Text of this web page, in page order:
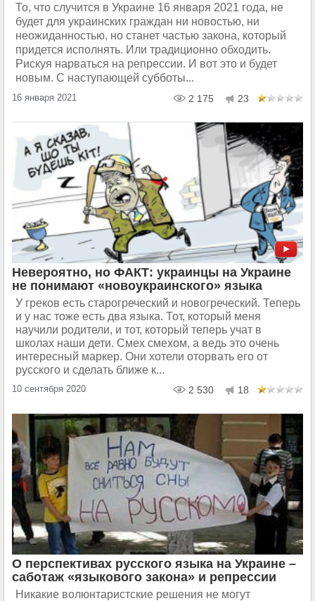
То, что случится в Украине 16 января 2021 года, не
будет для украинских граждан ни новостью, ни
неожиданностью, но станет частью закона, который
придется исполнять. Или традиционно обходить.
Рискуя нарваться на репрессии. И вот это и будет
новым. С наступающей субботы...
16 января 2021 2 175 23
Невероятно, но ФАКТ: украинцы на Украине
не понимают «новоукраинского» языка
У греков есть старогреческий и новогреческий. Теперь
и у нас тоже есть два языка. Тот, который меня
научили родители, и тот, который теперь учат в
школах наши дети. Смех смехом, а ведь это очень
интересный маркер. Они хотели оторвать его от
русского и сделать ближе к...
10 сентября 2020 2 530 18
О перспективах русского языка на Украине –
саботаж «языкового закона» и репрессии
Никакие волюнтаристские решения не могут